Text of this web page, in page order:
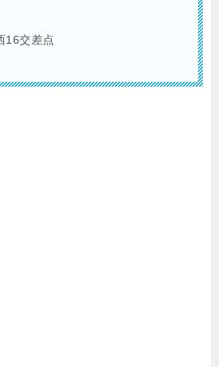
16交差点